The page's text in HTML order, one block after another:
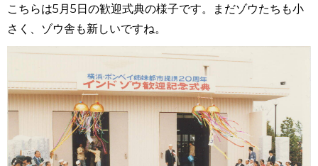
こちらは5月5日の歓迎式典の様子です。まだゾウたちも小
さく、ゾウ舎も新しいですね。